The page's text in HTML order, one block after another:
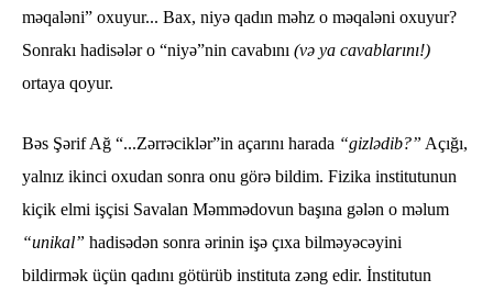
məqaləni” oxuyur... Bax, niyə qadın məhz o məqaləni oxuyur?
Sonrakı hadisələr o “niyə”nin cavabını (və ya cavablarını!)
ortaya qoyur.
Bəs Şərif Ağ “...Zərrəciklər”in açarını harada “gizlədib?” Açığı,
yalnız ikinci oxudan sonra onu görə bildim. Fizika institutunun
kiçik elmi işçisi Savalan Məmmədovun başına gələn o məlum
“unikal” hadisədən sonra ərinin işə çıxa bilməyəcəyini
bildirmək üçün qadını götürüb instituta zəng edir. İnstitutun